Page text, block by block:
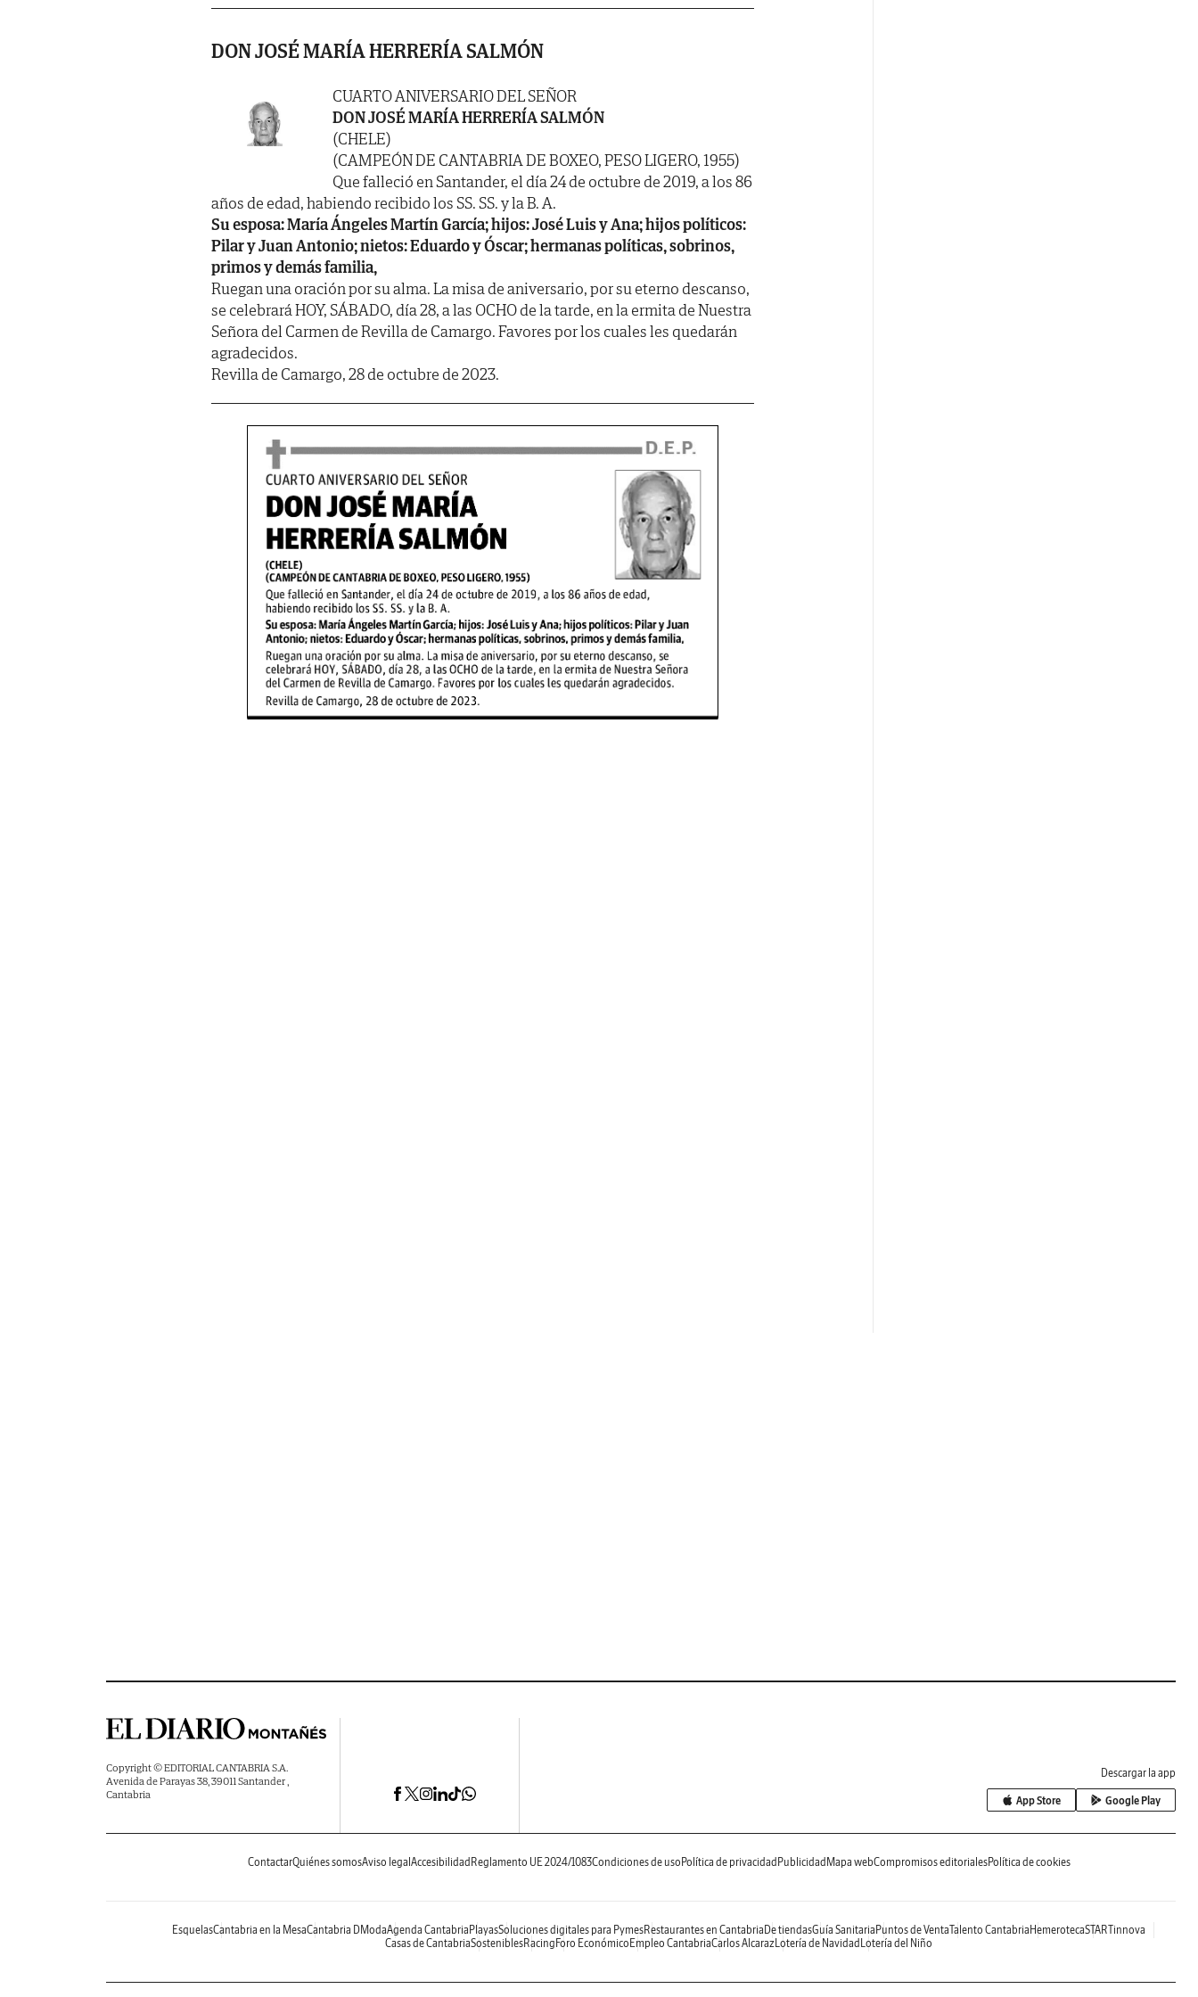
DON JOSÉ MARÍA HERRERÍA SALMÓN
CUARTO ANIVERSARIO DEL SEÑOR
DON JOSÉ MARÍA HERRERÍA SALMÓN
(CHELE)
(CAMPEÓN DE CANTABRIA DE BOXEO, PESO LIGERO, 1955)
Que falleció en Santander, el día 24 de octubre de 2019, a los 86
años de edad, habiendo recibido los SS. SS. y la B. A.
Su esposa: María Ángeles Martín García; hijos: José Luis y Ana; hijos políticos:
Pilar y Juan Antonio; nietos: Eduardo y Óscar; hermanas políticas, sobrinos,
primos y demás familia,
Ruegan una oración por su alma. La misa de aniversario, por su eterno descanso,
se celebrará HOY, SÁBADO, día 28, a las OCHO de la tarde, en la ermita de Nuestra
Señora del Carmen de Revilla de Camargo. Favores por los cuales les quedarán
agradecidos.
Revilla de Camargo, 28 de octubre de 2023.
Copyright © EDITORIAL CANTABRIA S.A.
Avenida de Parayas 38, 39011 Santander ,
Cantabria
Descargar la app
App Store Google Play
ContactarQuiénes somosAviso legal Accesibilidad Reglamento UE 2024/1083Condiciones de uso Política de privacidad Publicidad Mapa webCompromisos editorialesPolítica de cookies
EsquelasCantabria en la MesaCantabria DModaAgenda Cantabria PlayasSoluciones digitales para PymesRestaurantes en Cantabria De tiendasGuía Sanitaria Puntos de VentaTalento Cantabria HemerotecaSTARTinnova
Casas de CantabriaSosteniblesRacing Foro Económico Empleo CantabriaCarlos AlcarazLotería de Navidad Lotería del Niño